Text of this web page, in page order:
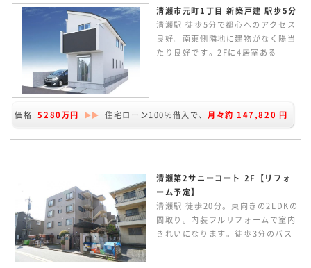
清瀬市元町1丁目 新築戸建 駅歩5分
清瀬駅 徒歩5分で都心へのアクセス
良好。南東側隣地に建物がなく陽当
たり良好です。2Fに4居室ある
からリビングルームが見渡せます。
主寝室にウォークインクローゼット
価格 5280万円 住宅ローン100%借入で、月々約 147,820 円
清瀬第2サニーコート 2F【リフォ
ーム予定】
清瀬駅 徒歩20分。東向きの2LDKの
間取り。内装フルリフォームで室内
きれいになります。徒歩3分のバス